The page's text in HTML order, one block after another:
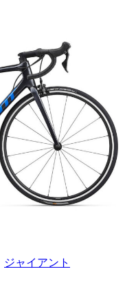
ジャイアント